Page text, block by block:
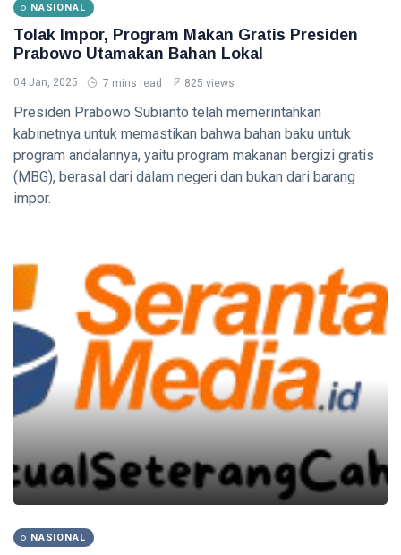
NASIONAL
Tolak Impor, Program Makan Gratis Presiden
Prabowo Utamakan Bahan Lokal
04 Jan, 2025 7 mins read 825 views
Presiden Prabowo Subianto telah memerintahkan
kabinetnya untuk memastikan bahwa bahan baku untuk
program andalannya, yaitu program makanan bergizi gratis
(MBG), berasal dari dalam negeri dan bukan dari barang
impor.
NASIONAL